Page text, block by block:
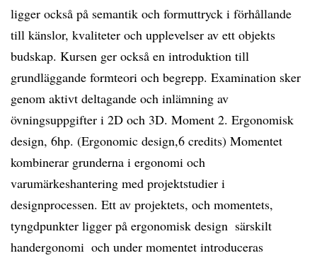
ligger också på semantik och formuttryck i förhållande
till känslor, kvaliteter och upplevelser av ett objekts
budskap. Kursen ger också en introduktion till
grundläggande formteori och begrepp. Examination sker
genom aktivt deltagande och inlämning av
övningsuppgifter i 2D och 3D. Moment 2. Ergonomisk
design, 6hp. (Ergonomic design,6 credits) Momentet
kombinerar grunderna i ergonomi och
varumärkeshantering med projektstudier i
designprocessen. Ett av projektets, och momentets,
tyngdpunkter ligger på ergonomisk design  särskilt
handergonomi  och under momentet introduceras